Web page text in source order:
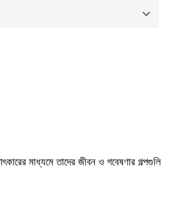
মাধ্যমে তাদের জীবন ও গবেষণার গল্পগুলি